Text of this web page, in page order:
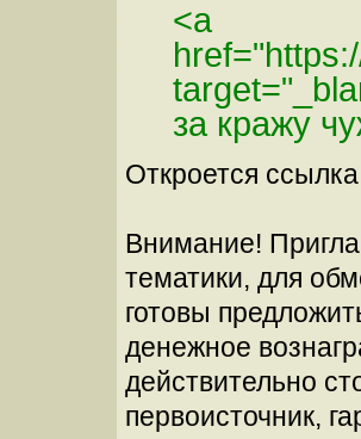
<a
за кражу
Откроется
Внимание!
тематики, для
готовы
денежное
действительно
первоисточник,